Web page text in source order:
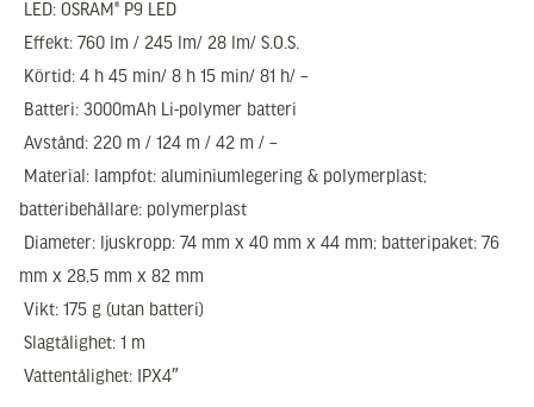
 LED: OSRAM® P9 LED
 Effekt: 760 lm / 245 lm/ 28 lm/ S.O.S.
 Körtid: 4 h 45 min/ 8 h 15 min/ 81 h/ –
 Batteri: 3000mAh Li-polymer batteri
 Avstånd: 220 m / 124 m / 42 m / –
 Material: lampfot: aluminiumlegering & polymerplast;
batteribehållare: polymerplast
 Diameter: ljuskropp: 74 mm x 40 mm x 44 mm; batteripaket: 76
mm x 28,5 mm x 82 mm
 Vikt: 175 g (utan batteri)
 Slagtålighet: 1 m
 Vattentålighet: IPX4″